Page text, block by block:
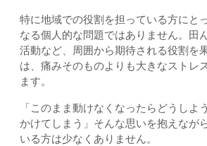
特に地域での役割を担っている方にと
なる個人的な問題ではありません。田
活動など、周囲から期待される役割を
は、痛みそのものよりも大きなストレ
ます。
「このまま動けなくなったらどうしよ
かけてしまう」そんな思いを抱えなが
いる方は少なくありません。